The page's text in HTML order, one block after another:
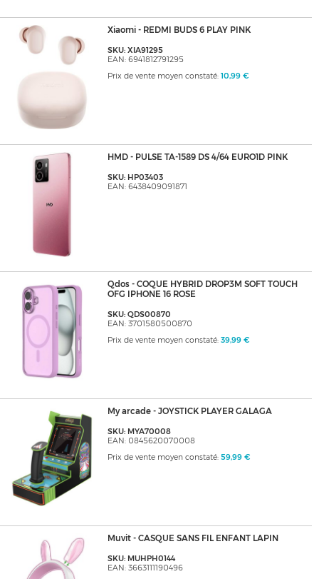
Xiaomi - REDMI BUDS 6 PLAY PINK
SKU: XIA91295
EAN: 6941812791295
Prix de vente moyen constaté: 10,99 €
HMD - PULSE TA-1589 DS 4/64 EURO1D PINK
SKU: HP03403
EAN: 6438409091871
Qdos - COQUE HYBRID DROP3M SOFT TOUCH
OFG IPHONE 16 ROSE
SKU: QDS00870
EAN: 3701580500870
Prix de vente moyen constaté: 39,99 €
My arcade - JOYSTICK PLAYER GALAGA
SKU: MYA70008
EAN: 0845620070008
Prix de vente moyen constaté: 59,99 €
Muvit - CASQUE SANS FIL ENFANT LAPIN
SKU: MUHPH0144
EAN: 3663111190496